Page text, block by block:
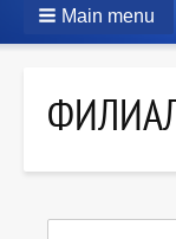
Main menu